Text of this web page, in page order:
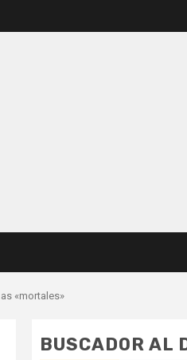
«mortales»
BUSCADOR AL